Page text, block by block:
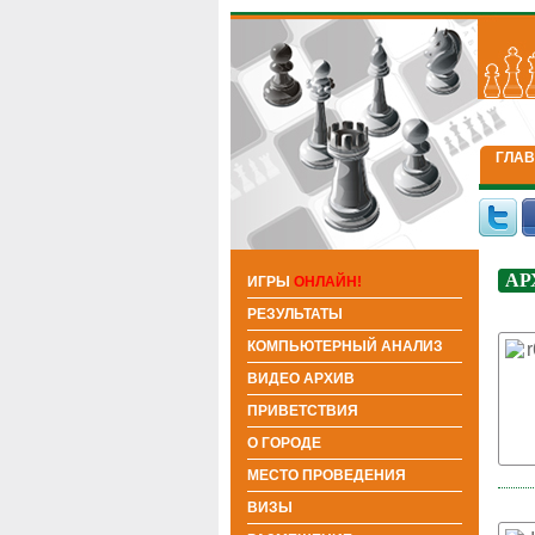
ИГРЫ ОНЛАЙН!
РЕЗУЛЬТАТЫ
КОМПЬЮТЕРНЫЙ АНАЛИЗ
ВИДЕО АРХИВ
ПРИВЕТСТВИЯ
О ГОРОДЕ
МЕСТО ПРОВЕДЕНИЯ
ВИЗЫ